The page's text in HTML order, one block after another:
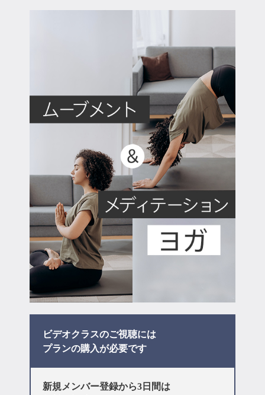
yoggy store
マイページ
ログイン
会員規約について
クラス参加にあたっての同意書
特定商取引にかかわる表示
プライバシーポリシー
ビデオクラスのご視聴には
プランの購入が必要です
新規メンバー登録から3日間は